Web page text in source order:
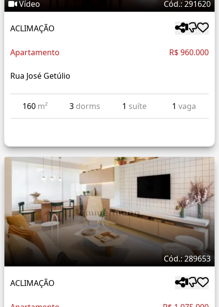
Vídeo Cód.: 291620
ACLIMAÇÃO
Apartamento R$ 960.000
Rua José Getúlio
160 m² 3 dorms 1 suíte 1 vaga
Cód.: 289653
ACLIMAÇÃO